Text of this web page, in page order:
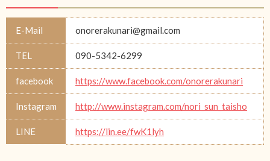
E-Mail onorerakunari@gmail.com
TEL 090-5342-6299
facebook https://www.facebook.com/onorerakunari
Instagram http://www.instagram.com/nori_sun_taisho
LINE https://lin.ee/fwK1lyh